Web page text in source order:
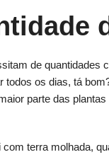
de quantidades
os dias, tá
parte das
terra molhada,